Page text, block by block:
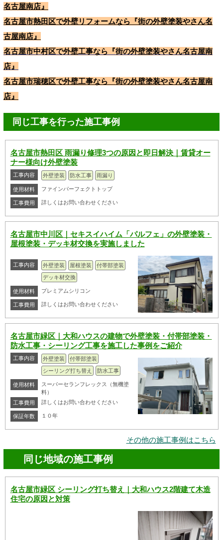
名古屋南店』
名古屋市熱田区で外壁リフォームなら『街の外壁塗装やさん名
古屋南店』
名古屋市中村区で外壁工事なら『街の外壁塗装やさん名古屋南
店』
名古屋市瑞穂区で外壁工事なら『街の外壁塗装やさん名古屋南
店』
同じ工事を行った施工事例
名古屋市熱田区 雨漏り修理3つの原因と即日解決｜賃貸オー
ナー様向け外壁塗装
工事内容 外壁塗装 防水工事 雨漏り
使用材料 ファインパーフェクトトップ
工事費用 詳しくはお問い合わせください
名古屋市中川区｜セキスイハイム「パルフェ」の外壁塗装・
屋根塗装・デッキ材交換を実施しました
工事内容 外壁塗装 屋根塗装
付帯部塗装
デッキ材交換
使用材料 プレミアムシリコン
工事費用 詳しくはお問い合わせください
名古屋市緑区｜大和ハウスの建物で外壁塗装・付帯部塗装・
防水工事・シーリング工事を施工した事例をご紹介
工事内容 外壁塗装
付帯部塗装
シーリング打ち替え
防水工事
使用材料
スーパーセランフレックス（無機塗
料）
工事費用
詳しくはお問い合わせください
保証年数 １０年
その他の施工事例はこちら
同じ地域の施工事例
名古屋市緑区 シーリング打ち替え｜大和ハウス2階建て木造
住宅の原因と対策